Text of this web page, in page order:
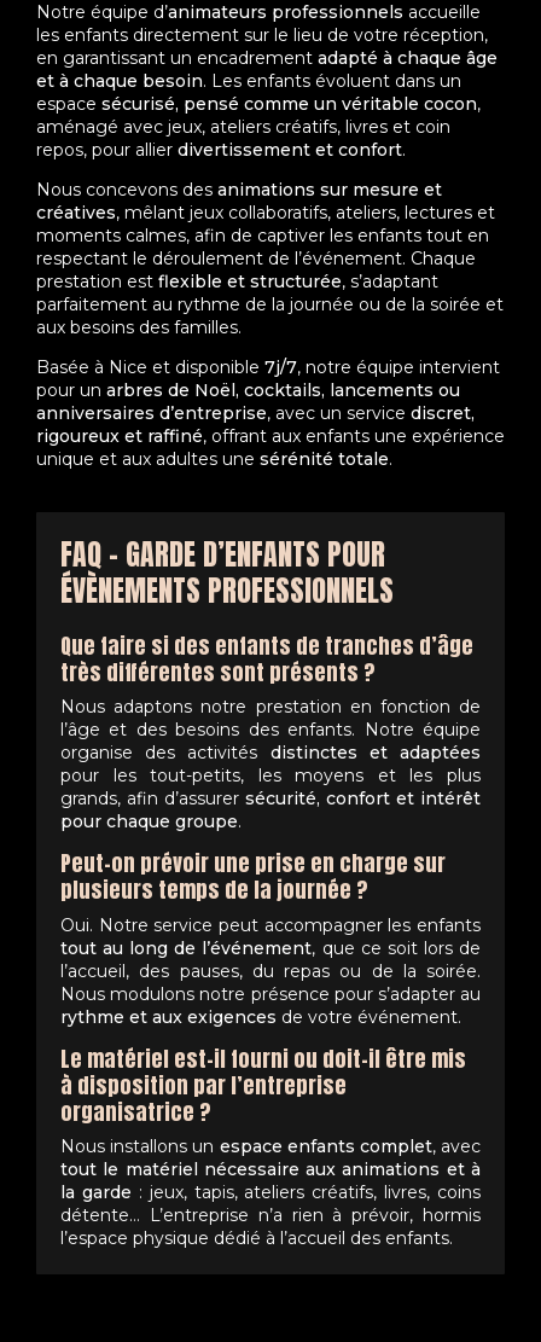
Notre équipe d’animateurs professionnels accueille
les enfants directement sur le lieu de votre réception,
en garantissant un encadrement adapté à chaque âge
et à chaque besoin. Les enfants évoluent dans un
espace sécurisé, pensé comme un véritable cocon,
aménagé avec jeux, ateliers créatifs, livres et coin
repos, pour allier divertissement et confort.
Nous concevons des animations sur mesure et
créatives, mêlant jeux collaboratifs, ateliers, lectures et
moments calmes, afin de captiver les enfants tout en
respectant le déroulement de l’événement. Chaque
prestation est flexible et structurée, s’adaptant
parfaitement au rythme de la journée ou de la soirée et
aux besoins des familles.
Basée à Nice et disponible 7j/7, notre équipe intervient
pour un arbres de Noël, cocktails, lancements ou
anniversaires d’entreprise, avec un service discret,
rigoureux et raffiné, offrant aux enfants une expérience
unique et aux adultes une sérénité totale.
FAQ – GARDE D’ENFANTS POUR
ÉVÈNEMENTS PROFESSIONNELS
Que faire si des enfants de tranches d’âge
très différentes sont présents ?
Nous adaptons notre prestation en fonction de
l’âge et des besoins des enfants. Notre équipe
organise des activités distinctes et adaptées
pour les tout-petits, les moyens et les plus
grands, afin d’assurer sécurité, confort et intérêt
pour chaque groupe.
Peut-on prévoir une prise en charge sur
plusieurs temps de la journée ?
Oui. Notre service peut accompagner les enfants
tout au long de l’événement, que ce soit lors de
l’accueil, des pauses, du repas ou de la soirée.
Nous modulons notre présence pour s’adapter au
rythme et aux exigences de votre événement.
Le matériel est-il fourni ou doit-il être mis
à disposition par l’entreprise
organisatrice ?
Nous installons un espace enfants complet, avec
tout le matériel nécessaire aux animations et à
la garde : jeux, tapis, ateliers créatifs, livres, coins
détente… L’entreprise n’a rien à prévoir, hormis
l’espace physique dédié à l’accueil des enfants.